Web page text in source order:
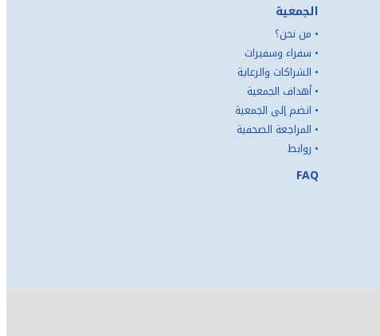
الجمعية
• من نحن؟
• سفراء وسفيرات
• الشراكات والرعاية
•أهداف الجمعية
• انضم إلى الجمعية
• المراجعة الصحفية
• روابط
FAQ